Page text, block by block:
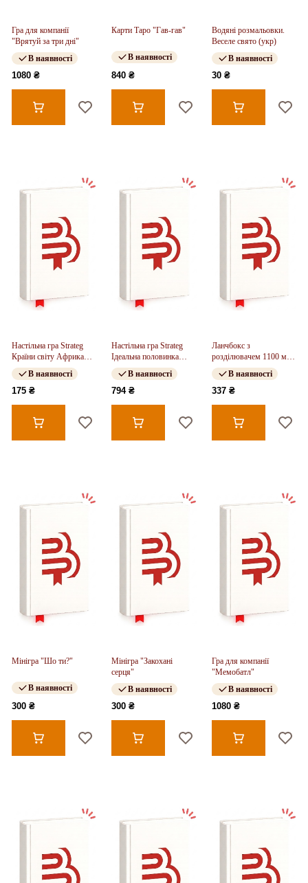
Гра для компанії
"Врятуй за три дні"
В наявності
1080 ₴
Карти Таро "Гав-гав"
В наявності
840 ₴
Водяні розмальовки.
Веселе свято (укр)
В наявності
30 ₴
Настільна гра Strateg
Країни світу Африка
(31103)
В наявності
175 ₴
Настільна гра Strateg
Ідеальна половинка
(30888)
В наявності
794 ₴
Ланчбокс з
розділювачем 1100 мл,
синій
В наявності
337 ₴
Мінігра "Шо ти?"
В наявності
300 ₴
Мінігра "Закохані
серця"
В наявності
300 ₴
Гра для компанії
"Мемобатл"
В наявності
1080 ₴